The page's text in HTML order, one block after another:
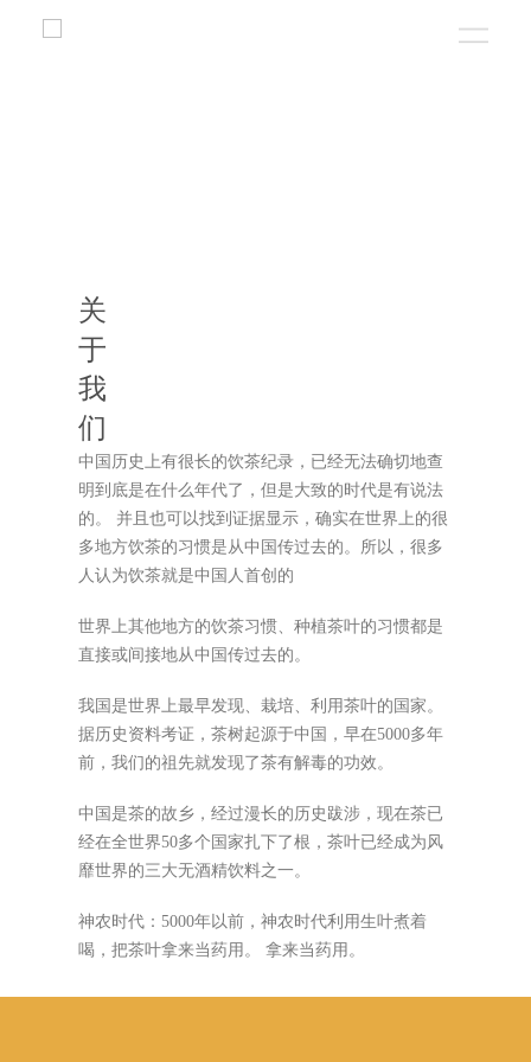
关
于
我
们
中国历史上有很长的饮茶纪录，已经无法确切地查
明到底是在什么年代了，但是大致的时代是有说法
的。 并且也可以找到证据显示，确实在世界上的很
多地方饮茶的习惯是从中国传过去的。所以，很多
人认为饮茶就是中国人首创的
世界上其他地方的饮茶习惯、种植茶叶的习惯都是
直接或间接地从中国传过去的。
我国是世界上最早发现、栽培、利用茶叶的国家。
据历史资料考证，茶树起源于中国，早在5000多年
前，我们的祖先就发现了茶有解毒的功效。
中国是茶的故乡，经过漫长的历史跋涉，现在茶已
经在全世界50多个国家扎下了根，茶叶已经成为风
靡世界的三大无酒精饮料之一。
神农时代：5000年以前，神农时代利用生叶煮着
喝，把茶叶拿来当药用。 拿来当药用。